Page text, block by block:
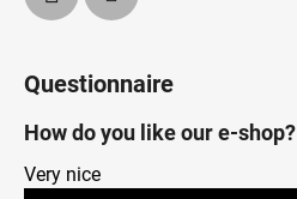
Questionnaire
How do you like our e-shop?
Very nice